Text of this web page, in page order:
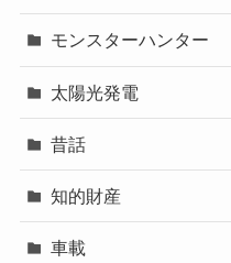
モンスターハンター
太陽光発電
昔話
知的財産
車載